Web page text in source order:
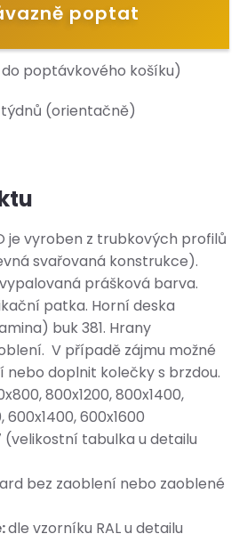
poptat
poptávkového košíku)
(orientačně)
je vyroben z trubkových profilů
svařovaná konstrukce).
prášková barva.
patka. Horní deska
buk 381. Hrany
V případě zájmu možné
doplnit kolečky s brzdou.
800x1200, 800x1400,
600x1400, 600x1600
(velikostní tabulka u detailu
bez zaoblení nebo zaoblené
dle vzorníku RAL u detailu